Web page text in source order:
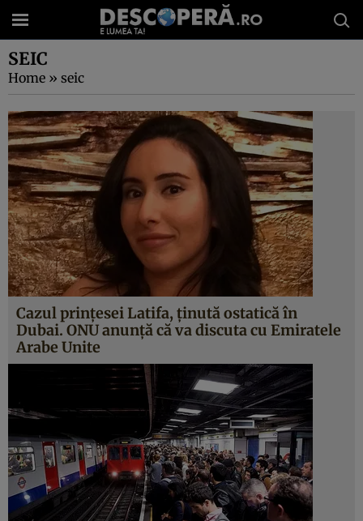
SEIC
Home » seic
Cazul prințesei Latifa, ținută ostatică în
Dubai. ONU anunță că va discuta cu Emiratele
Arabe Unite